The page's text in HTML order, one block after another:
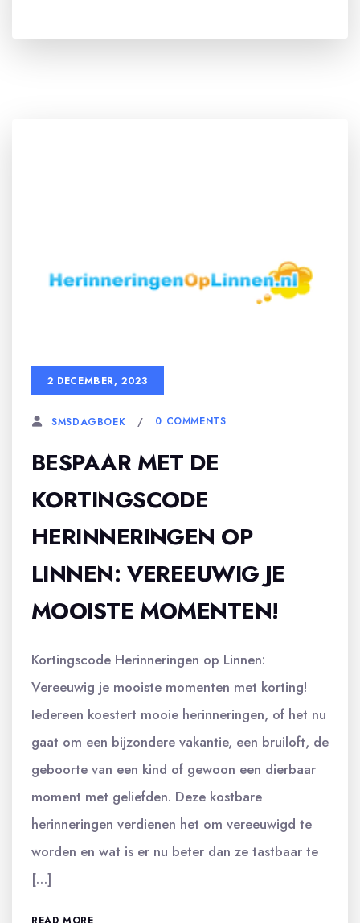
2 DECEMBER, 2023
SMSDAGBOEK 0 COMMENTS
BESPAAR MET DE
KORTINGSCODE
HERINNERINGEN OP
LINNEN: VEREEUWIG JE
MOOISTE MOMENTEN!
Kortingscode Herinneringen op Linnen:
Vereeuwig je mooiste momenten met korting!
Iedereen koestert mooie herinneringen, of het nu
gaat om een bijzondere vakantie, een bruiloft, de
geboorte van een kind of gewoon een dierbaar
moment met geliefden. Deze kostbare
herinneringen verdienen het om vereeuwigd te
worden en wat is er nu beter dan ze tastbaar te
[…]